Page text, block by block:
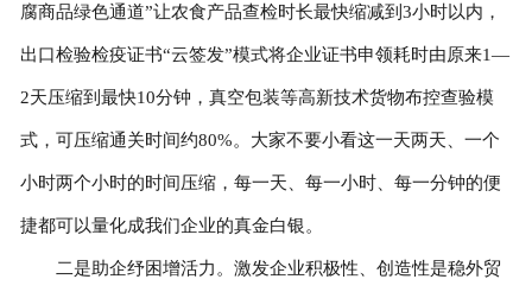
腐商品绿色通道”让农食产品查检时长最快缩减到3小时以内，
出口检验检疫证书“云签发”模式将企业证书申领耗时由原来1—
2天压缩到最快10分钟，真空包装等高新技术货物布控查验模
式，可压缩通关时间约80%。大家不要小看这一天两天、一个
小时两个小时的时间压缩，每一天、每一小时、每一分钟的便
捷都可以量化成我们企业的真金白银。
二是助企纾困增活力。激发企业积极性、创造性是稳外贸